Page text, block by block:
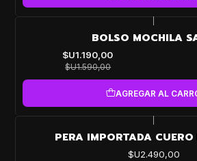
BOLSO MOCHILA
$U1.190,00
$U1.590,00
AGREGAR AL
PERA IMPORTADA
$U2.490,00